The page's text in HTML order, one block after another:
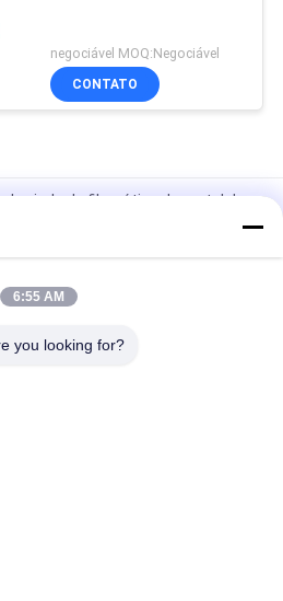
negociável MOQ:Negociável
CONTATO
virola da fibra ótica do metal do
programada milímetro
6:55 AM
you looking for?